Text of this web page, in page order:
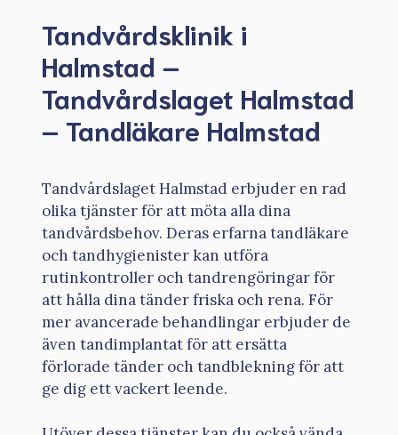
Tandvårdsklinik i
Halmstad –
Tandvårdslaget Halmstad
– Tandläkare Halmstad
Tandvårdslaget Halmstad erbjuder en rad
olika tjänster för att möta alla dina
tandvårdsbehov. Deras erfarna tandläkare
och tandhygienister kan utföra
rutinkontroller och tandrengöringar för
att hålla dina tänder friska och rena. För
mer avancerade behandlingar erbjuder de
även tandimplantat för att ersätta
förlorade tänder och tandblekning för att
ge dig ett vackert leende.